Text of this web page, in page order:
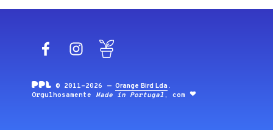
FacebookInstagram
© 2011-2026 —Orange Bird Lda .
Orgulhosamente Made in Portugal , com